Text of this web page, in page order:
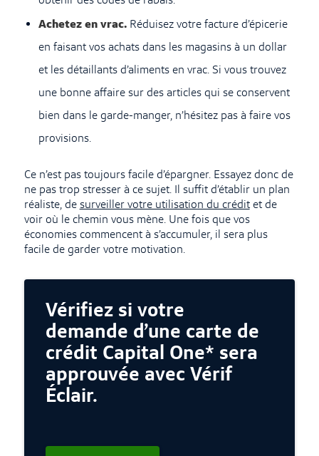
Achetez en vrac.Réduisez votre facture d’épicerie
en faisant vos achats dans les magasins à un dollar
et les détaillants d’aliments en vrac. Si vous trouvez
une bonne affaire sur des articles qui se conservent
bien dans le garde-manger, n’hésitez pas à faire vos
provisions.
Ce n’est pas toujours facile d’épargner. Essayez donc de
ne pas trop stresser à ce sujet. Il suffit d’établir un plan
réaliste, de surveiller votre utilisation du créditet de
voir où le chemin vous mène. Une fois que vos
économies commencent à s’accumuler, il sera plus
facile de garder votre motivation.
Vérifiez si votre
demande d’une carte de
crédit Capital One* sera
approuvée avec Vérif
Éclair.